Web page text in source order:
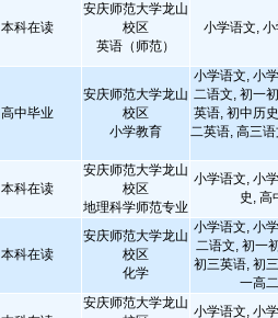
本科在读
安庆师范大学龙山
校区
英语（师范）
小学语文,
高中毕业
安庆师范大学龙山
校区
小学教育
小学语文, 小
二语文, 初一
英语, 初中历
二英语, 高三
本科在读
安庆师范大学龙山
校区
地理科学师范专业
小学语文, 小
史, 高
本科在读
安庆师范大学龙山
校区
化学
小学语文, 小
二语文, 初一
初三英语, 初
一高
安庆师范大学龙山
小学语文, 小